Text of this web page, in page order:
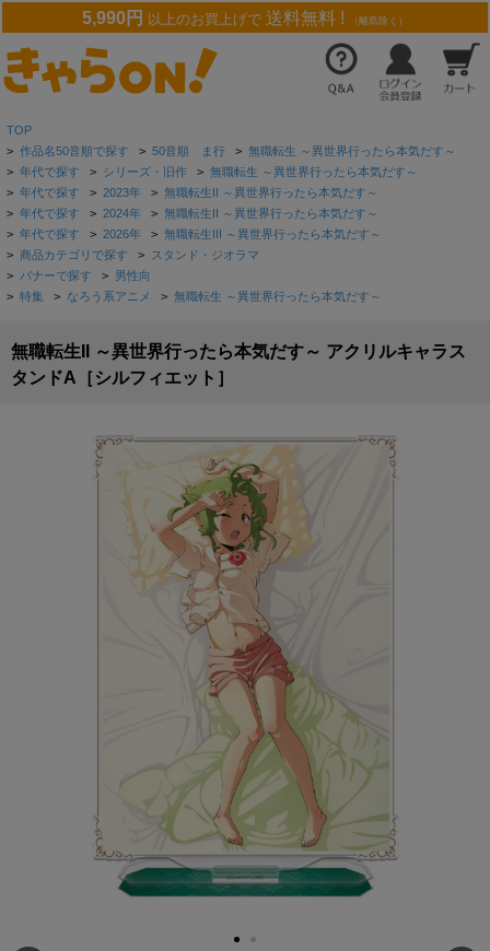
5,990円 以上のお買上げで 送料無料 ! （離島除く）
TOP
> 作品名50音順で探す > 50音順 ま行 > 無職転生 ～異世界行ったら本気だす～
> 年代で探す > シリーズ・旧作 > 無職転生 ～異世界行ったら本気だす～
> 年代で探す > 2023年 > 無職転生II ～異世界行ったら本気だす～
> 年代で探す > 2024年 > 無職転生II ～異世界行ったら本気だす～
> 年代で探す > 2026年 > 無職転生III ～異世界行ったら本気だす～
> 商品カテゴリで探す > スタンド・ジオラマ
> バナーで探す > 男性向
> 特集 > なろう系アニメ > 無職転生 ～異世界行ったら本気だす～
無職転生II ～異世界行ったら本気だす～ アクリルキャラス
タンドA［シルフィエット］